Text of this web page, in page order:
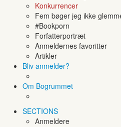
Konkurrencer
Fem bøger jeg ikke
#Bookporn
Forfatterportræt
Anmeldernes favoritter
Artikler
Bliv anmelder?
Om Bogrummet
SECTIONS
Anmeldere